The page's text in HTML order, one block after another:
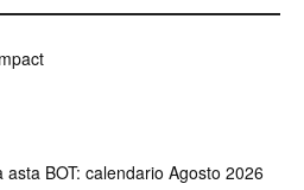
asta BOT: calendario Agosto 2026